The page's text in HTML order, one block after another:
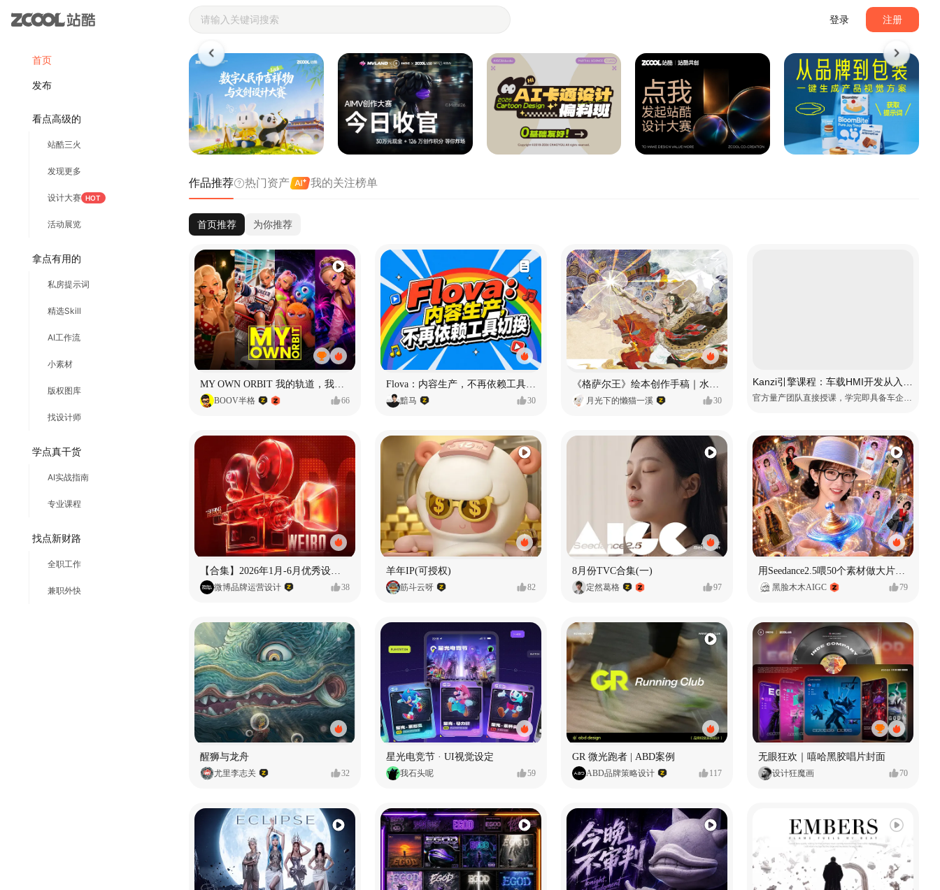
首页
发布
看点高级的
站酷三火
发现更多
设计大赛 HOT
活动展览
拿点有用的
私房提示词
精选Skill
AI工作流
小素材
版权图库
找设计师
学点真干货
AI实战指南
专业课程
找点新财路
全职工作
兼职外快
登录 注册
站酷ZCOOL - 设计师们都在站酷
作品推荐 热门资产 我的关注榜单
首页推荐 为你推荐
MY OWN ORBIT 我的轨道，我的定义#MVLAND嘻哈狂欢派对
BOOV半格 66
Flova：内容生产，不再依赖工具切换
黯马 30
《格萨尔王》绘本创作手稿｜水彩墨韵下的史诗回响
月光下的懒猫一溪 30 官方量产团队直接授课，学完即具备车企项目上岗能力
微博品牌运营设计 38
羊年IP(可授权)
筋斗云呀 82
8月份TVC合集(一)
定然葛格 97 黑脸木木AIGC 79
醒狮与龙舟
尤里李志关 32
星光电竞节 · UI视觉设定
我石头呢 59
GR 微光跑者 | ABD案例
ABD品牌策略设计 117
无眼狂欢｜嘻哈黑胶唱片封面
设计狂魔画 70